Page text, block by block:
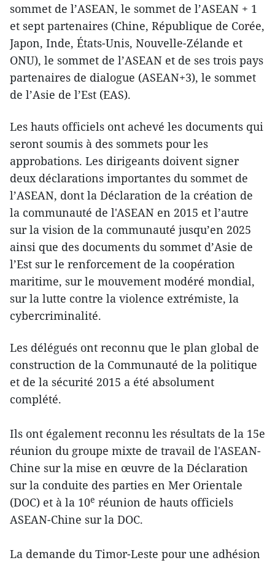
sommet de l’ASEAN, le sommet de l’ASEAN + 1
et sept partenaires (Chine, République de Corée,
Japon, Inde, États-Unis, Nouvelle-Zélande et
ONU), le sommet de l’ASEAN et de ses trois pays
partenaires de dialogue (ASEAN+3), le sommet
de l’Asie de l’Est (EAS).
Les hauts officiels ont achevé les documents qui
seront soumis à des sommets pour les
approbations. Les dirigeants doivent signer
deux déclarations importantes du sommet de
l’ASEAN, dont la Déclaration de la création de
la communauté de l'ASEAN en 2015 et l’autre
sur la vision de la communauté jusqu’en 2025
ainsi que des documents du sommet d’Asie de
l’Est sur le renforcement de la coopération
maritime, sur le mouvement modéré mondial,
sur la lutte contre la violence extrémiste, la
cybercriminalité.
Les délégués ont reconnu que le plan global de
construction de la Communauté de la politique
et de la sécurité 2015 a été absolument
complété.
Ils ont également reconnu les résultats de la 15e
réunion du groupe mixte de travail de l'ASEAN-
Chine sur la mise en œuvre de la Déclaration
sur la conduite des parties en Mer Orientale
(DOC) et à la 10e réunion de hauts officiels
ASEAN-Chine sur la DOC.
La demande du Timor-Leste pour une adhésion